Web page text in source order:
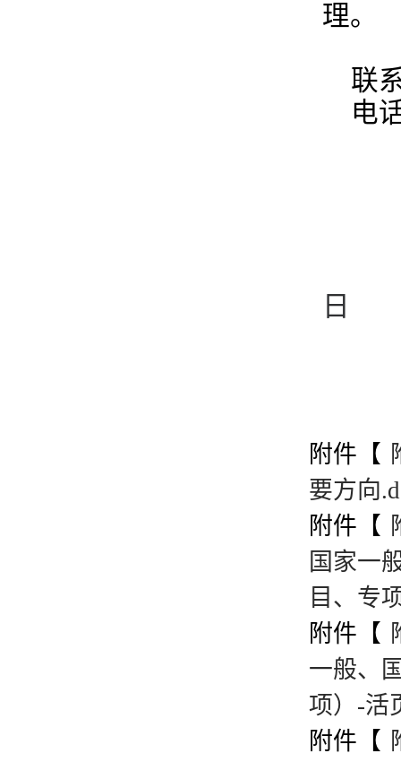
理。
联
电
日
附件【
要方向
附件【
国家一
目、专
附件【
一般、
项）-活
附件【